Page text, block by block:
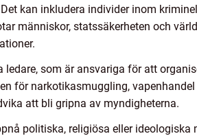
kan inkludera individer inom
människor, statssäkerheten och
som är ansvariga för att
för narkotikasmuggling,
att bli gripna av myndigheterna.
politiska, religiösa eller ideologiska